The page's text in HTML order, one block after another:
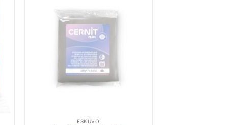
ESKÜVŐ